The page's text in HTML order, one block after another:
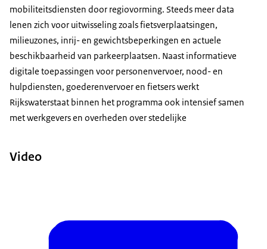
mobiliteitsdiensten door regiovorming. Steeds meer data
lenen zich voor uitwisseling zoals fietsverplaatsingen,
milieuzones, inrij- en gewichtsbeperkingen en actuele
beschikbaarheid van parkeerplaatsen. Naast informatieve
digitale toepassingen voor personenvervoer, nood- en
hulpdiensten, goederenvervoer en fietsers werkt
Rijkswaterstaat binnen het programma ook intensief samen
met werkgevers en overheden over stedelijke
Video